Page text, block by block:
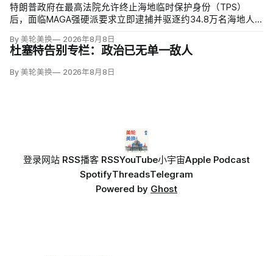
特朗普政府在最高法院允许终止海地临时保护身份（TPS）
后，面临MAGA强硬派要求立即逮捕并驱逐约34.8万名海地人
至少50名海地人被叫到移民办公室并佩戴脚踝监控器，但突袭
尚未出现。
By 美轮美换 2026年8月8日
杜塞特告别专栏：政治已无单一敌人
By 美轮美换 2026年8月8日
登录网站 RSS播客 RSSYouTube小宇宙Apple Podcast
SpotifyThreadsTelegram
Powered by Ghost